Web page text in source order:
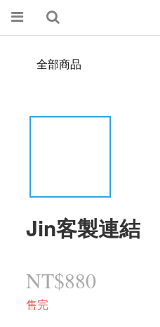
全部商品
Jin客製連結
NT$880
售完